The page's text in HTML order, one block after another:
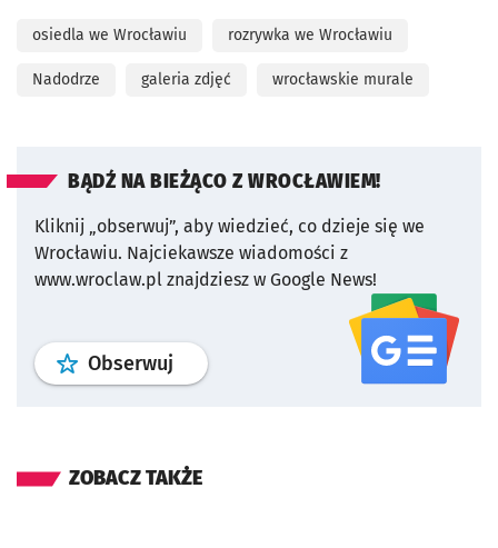
osiedla we Wrocławiu rozrywka we Wrocławiu
Nadodrze galeria zdjęć wrocławskie murale
BĄDŹ NA BIEŻĄCO Z WROCŁAWIEM!
Kliknij „obserwuj”, aby wiedzieć, co dzieje się we
Wrocławiu. Najciekawsze wiadomości z
www.wroclaw.pl znajdziesz w Google News!
Obserwuj profil serwisu
ZOBACZ TAKŻE